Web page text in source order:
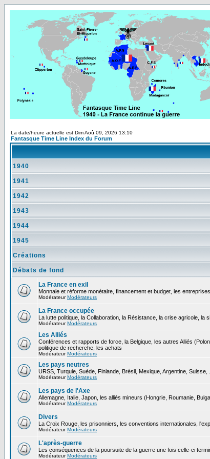
La date/heure actuelle est Dim Aoû 09, 2026 13:10
Fantasque Time Line Index du Forum
1940
1941
1942
1943
1944
1945
Créations
Débats de fond
La France en exil
Monnaie et réforme monétaire, financement et budget, les
ModérateurModérateurs
La France occupée
La lutte politique, la Collaboration, la Résistance, la crise agricole, la
ModérateurModérateurs
Les Alliés
Conférences et rapports de force, la Belgique, les autres Alliés
politique de recherche, les achats
ModérateurModérateurs
Les pays neutres
URSS, Turquie, Suède, Finlande, Brésil, Mexique, Argentine,
ModérateurModérateurs
Les pays de l'Axe
Allemagne, Italie, Japon, les alliés mineurs (Hongrie, Roumanie,
ModérateurModérateurs
Divers
La Croix Rouge, les prisonniers, les conventions internationales,
ModérateurModérateurs
L'après-guerre
Les conséquences de la poursuite de la guerre une fois celle-ci
ModérateurModérateurs